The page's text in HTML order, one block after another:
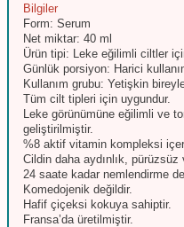
Bilgiler
Form: Serum
Net miktar: 40 ml
Ürün tipi: Leke eğilimli ciltler
Günlük porsiyon: Harici
Kullanım grubu: Yetişkin
Tüm cilt tipleri için uygundur.
Leke görünümüne eğilimli ve
geliştirilmiştir.
%8 aktif vitamin kompleksi
Cildin daha aydınlık, pürüzsüz
24 saate kadar nemlendirme
Komedojenik değildir.
Hafif çiçeksi kokuya sahiptir.
Fransa’da üretilmiştir.